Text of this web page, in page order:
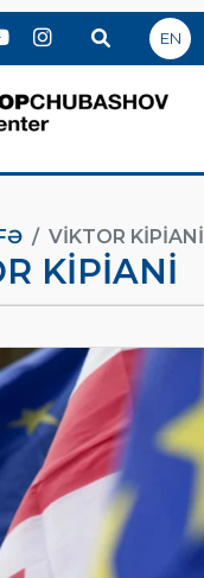
EN
VIKTOR KIPIANI
KIPIANI